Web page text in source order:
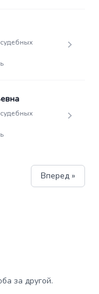
Вперед »
за другой.